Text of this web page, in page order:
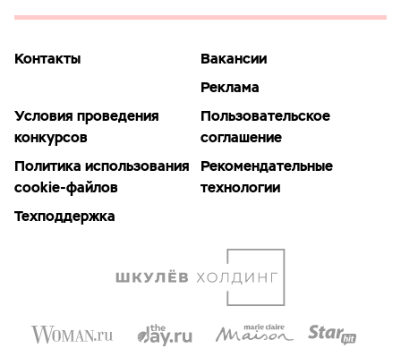
Контакты
Вакансии
Реклама
Условия проведения
конкурсов
Пользовательское
соглашение
Политика использования
cookie-файлов
Рекомендательные
технологии
Техподдержка